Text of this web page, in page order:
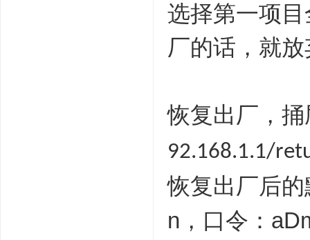
选择第一项
厂的话，就
恢复出厂，
92.168.1.1/
恢复出厂后
n，口令：